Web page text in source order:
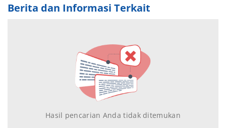
Berita dan Informasi Terkait
Hasil pencarian Anda tidak ditemukan